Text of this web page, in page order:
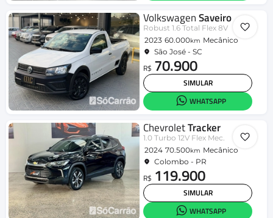
VolkswagenSaveiro
Robust 1.6 Total Flex 8V
2023 60.000km Mecânico
São José - SC
R$ 70.900
SIMULAR
WHATSAPP
ChevroletTracker
1.0 Turbo 12V Flex Mec.
2024 70.500km Mecânico
Colombo - PR
R$ 119.900
SIMULAR
WHATSAPP